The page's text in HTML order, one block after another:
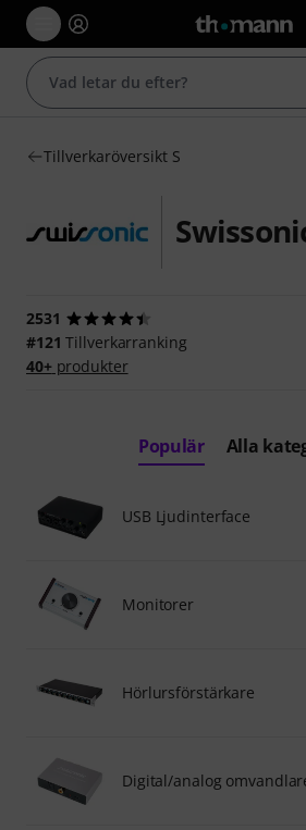
Tillverkaröversikt S
2531
#121 Tillverkarranking
40+produkter
Populär Alla
USB Ljudinterface
Monitorer
Hörlursförstärkare
Digital/analog